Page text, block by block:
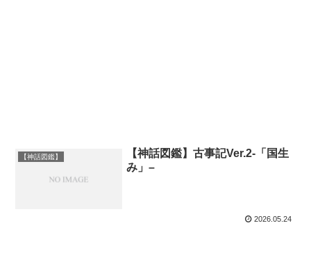
【神話図鑑】
【神話図鑑】古事記Ver.2-「国生
み」–
2026.05.24